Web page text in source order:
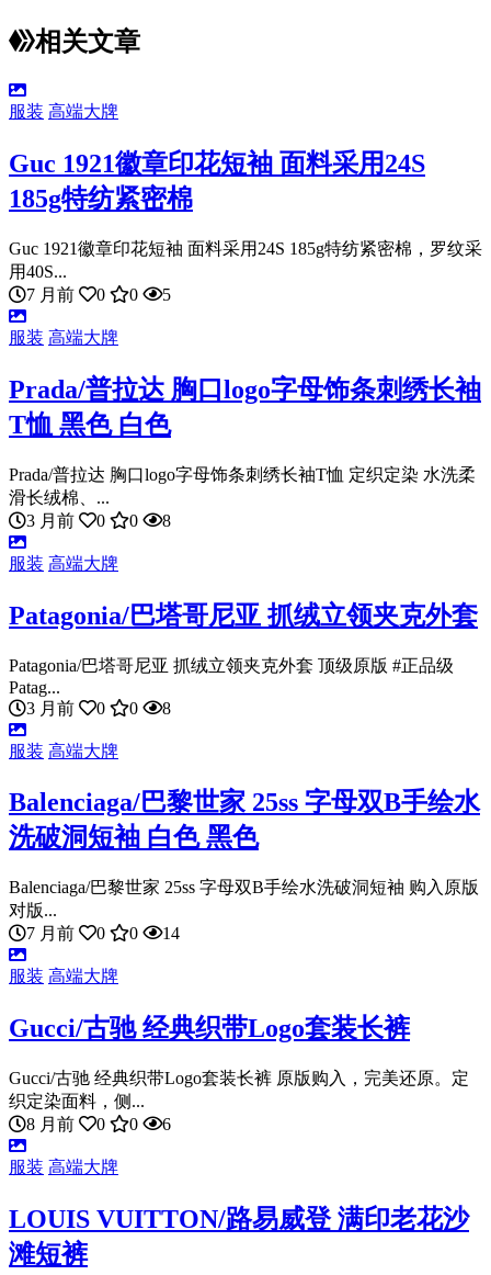
相关文章
服装 高端大牌
Guc 1921徽章印花短袖 面料采用24S
185g特纺紧密棉
Guc 1921徽章印花短袖 面料采用24S 185g特纺紧密棉，罗纹采
用40S...
7 月前
0 0 5
服装 高端大牌
Prada/普拉达 胸口logo字母饰条刺绣长袖
T恤 黑色 白色
Prada/普拉达 胸口logo字母饰条刺绣长袖T恤 定织定染 水洗柔
滑长绒棉、...
3 月前
0 0 8
服装 高端大牌
Patagonia/巴塔哥尼亚 抓绒立领夹克外套
Patagonia/巴塔哥尼亚 抓绒立领夹克外套 顶级原版 #正品级
Patag...
3 月前
0 0 8
服装 高端大牌
Balenciaga/巴黎世家 25ss 字母双B手绘水
洗破洞短袖 白色 黑色
Balenciaga/巴黎世家 25ss 字母双B手绘水洗破洞短袖 购入原版
对版...
7 月前
0 0 14
服装 高端大牌
Gucci/古驰 经典织带Logo套装长裤
Gucci/古驰 经典织带Logo套装长裤 原版购入，完美还原。定
织定染面料，侧...
8 月前
0 0 6
服装 高端大牌
LOUIS VUITTON/路易威登 满印老花沙
滩短裤